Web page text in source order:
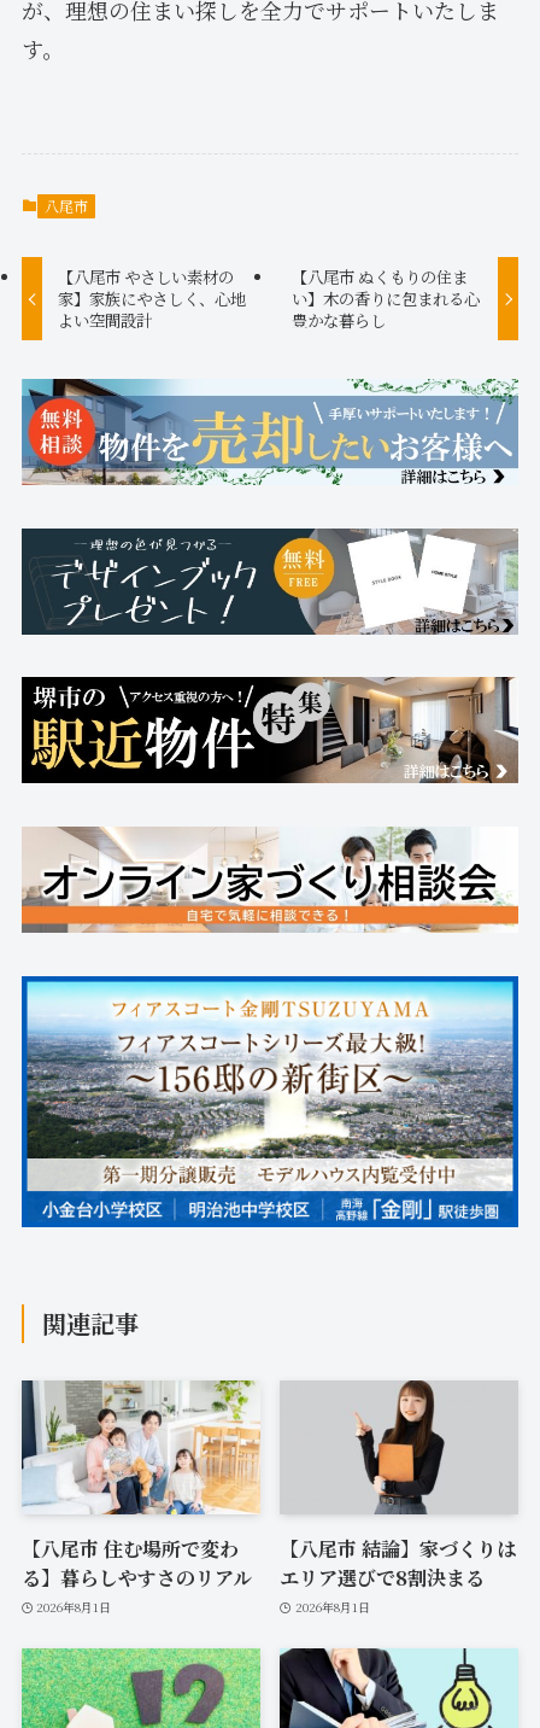
が、理想の住まい探しを全力でサポートいたしま
す。
八尾市
【八尾市 やさしい素材の
家】家族にやさしく、心地
よい空間設計
【八尾市 ぬくもりの住ま
い】木の香りに包まれる心
豊かな暮らし
関連記事
【八尾市 住む場所で変わ
る】暮らしやすさのリアル
2026年8月1日
【八尾市 結論】家づくりは
エリア選びで8割決まる
2026年8月1日